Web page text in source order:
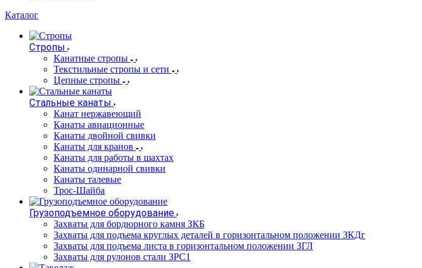
Каталог
Стропы
Канатные стропы
Текстильные стропы и сети
Цепные стропы
Стальные канаты
Канат нержавеющий
Канаты авиационные
Канаты двойной свивки
Канаты для кранов
Канаты для работы в шахтах
Канаты одинарной свивки
Канаты талевые
Трос-Шайба
Грузоподъемное оборудование
Захваты для бордюрного камня ЗКБ
Захваты для подъема круглых деталей в горизонтальном положении ЗКДг
Захваты для подъема листа в горизонтальном положении ЗГЛ
Захваты для рулонов стали ЗРС1